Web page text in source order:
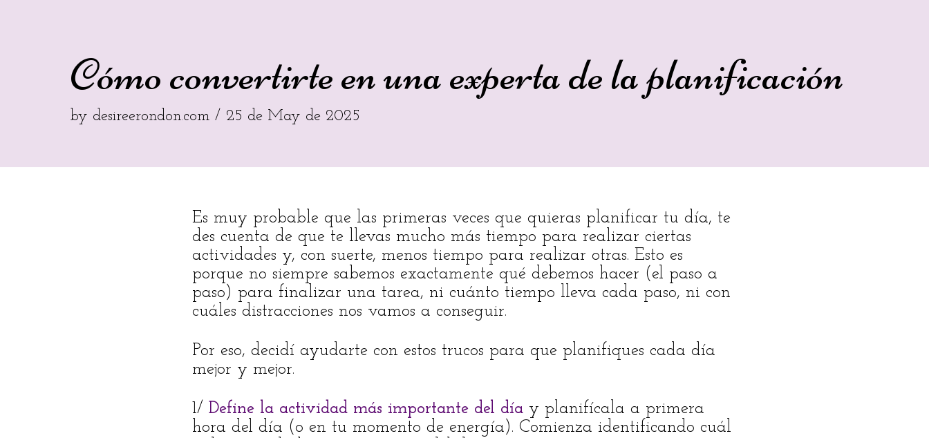
Cómo convertirte en una experta de la planificación
by desireerondon.com 25 de May de 2025
Es muy probable que las primeras veces que quieras planificar tu día, te
des cuenta de que te llevas mucho más tiempo para realizar ciertas
actividades y, con suerte, menos tiempo para realizar otras. Esto es
porque no siempre sabemos exactamente qué debemos hacer (el paso a
paso) para finalizar una tarea, ni cuánto tiempo lleva cada paso, ni con
cuáles distracciones nos vamos a conseguir.
Por eso, decidí ayudarte con estos trucos para que planifiques cada día
mejor y mejor.
1/ Define la actividad más importante del día y planifícala a primera
hora del día (o en tu momento de energía). Comienza identificando cuál